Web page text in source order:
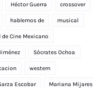
Héctor Guerra crossover
hablemos de musical
de Cine Mexicano
Sócrates Ochoa
western
Escobar Mariana Mijares